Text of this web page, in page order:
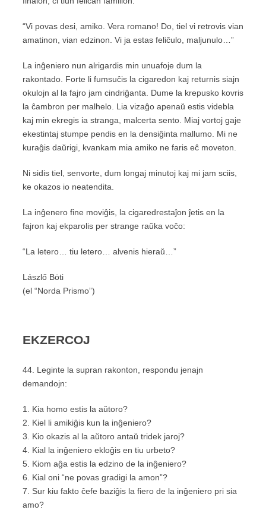
“Vi povas desi, amiko. Vera romano! Do, tiel vi retrovis vian
amatinon, vian edzinon. Vi ja estas feliĉulo, maljunulo…”
La inĝeniero nun alrigardis min unuafoje dum la
rakontado. Forte li fumsuĉis la cigaredon kaj returnis siajn
okulojn al la fajro jam cindriĝanta. Dume la krepusko kovris
la ĉambron per malhelo. Lia vizaĝo apenaŭ estis videbla
kaj min ekregis ia stranga, malcerta sento. Miaj vortoj gaje
ekestintaj stumpe pendis en la densiĝinta mallumo. Mi ne
kuraĝis daŭrigi, kvankam mia amiko ne faris eĉ moveton.
Ni sidis tiel, senvorte, dum longaj minutoj kaj mi jam sciis,
ke okazos io neatendita.
La inĝenero fine moviĝis, la cigaredrestaĵon ĵetis en la
fajron kaj ekparolis per strange raŭka voĉo:
“La letero… tiu letero… alvenis hieraŭ…”
Lászlő Böti
(el “Norda Prismo”)
EKZERCOJ
44. Leginte la supran rakonton, respondu jenajn
demandojn:
1. Kia homo estis la aŭtoro?
2. Kiel li amikiĝis kun la inĝeniero?
3. Kio okazis al la aŭtoro antaŭ tridek jaroj?
4. Kial la inĝeniero ekloĝis en tiu urbeto?
5. Kiom aĝa estis la edzino de la inĝeniero?
6. Kial oni “ne povas gradigi la amon”?
7. Sur kiu fakto ĉefe baziĝis la fiero de la inĝeniero pri sia
amo?